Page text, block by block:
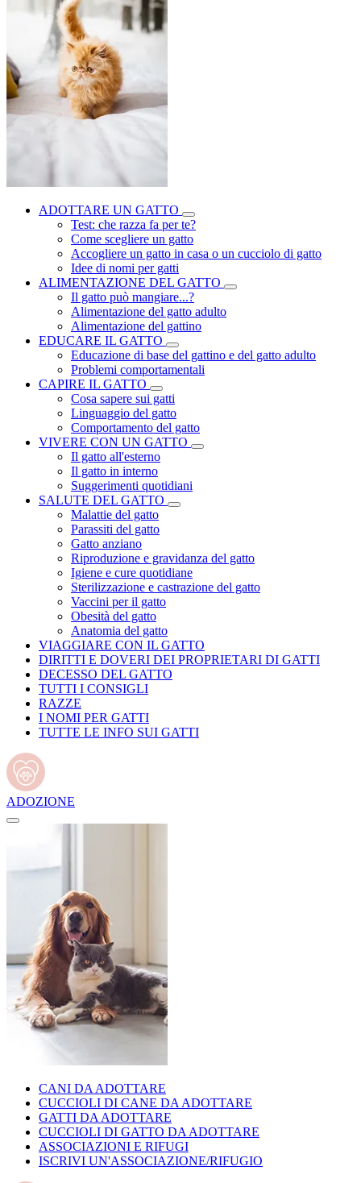
ADOTTARE UN GATTO
Test: che razza fa per te?
Come scegliere un gatto
Accogliere un gatto in casa o un cucciolo di gatto
Idee di nomi per gatti
ALIMENTAZIONE DEL GATTO
Il gatto può mangiare...?
Alimentazione del gatto adulto
Alimentazione del gattino
EDUCARE IL GATTO
Educazione di base del gattino e del gatto adulto
Problemi comportamentali
CAPIRE IL GATTO
Cosa sapere sui gatti
Linguaggio del gatto
Comportamento del gatto
VIVERE CON UN GATTO
Il gatto all'esterno
Il gatto in interno
Suggerimenti quotidiani
SALUTE DEL GATTO
Malattie del gatto
Parassiti del gatto
Gatto anziano
Riproduzione e gravidanza del gatto
Igiene e cure quotidiane
Sterilizzazione e castrazione del gatto
Vaccini per il gatto
Obesità del gatto
Anatomia del gatto
VIAGGIARE CON IL GATTO
DIRITTI E DOVERI DEI PROPRIETARI DI GATTI
DECESSO DEL GATTO
TUTTI I CONSIGLI
RAZZE
I NOMI PER GATTI
TUTTE LE INFO SUI GATTI
ADOZIONE
CANI DA ADOTTARE
CUCCIOLI DI CANE DA ADOTTARE
GATTI DA ADOTTARE
CUCCIOLI DI GATTO DA ADOTTARE
ASSOCIAZIONI E RIFUGI
ISCRIVI UN'ASSOCIAZIONE/RIFUGIO